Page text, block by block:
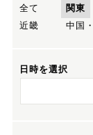
全て
関東
近畿
中国
日時を選択